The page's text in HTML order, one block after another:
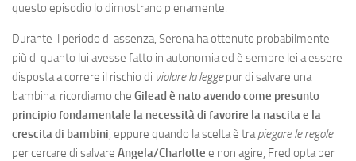
questo episodio lo dimostrano pienamente.
Durante il periodo di assenza, Serena ha ottenuto probabilmente
più di quanto lui avesse fatto in autonomia ed è sempre lei a essere
disposta a correre il rischio di violare la leggepur di salvare una
bambina: ricordiamo che Gilead è nato avendo come presunto
principio fondamentale la necessità di favorire la nascita e la
crescita di bambini, eppure quando la scelta è trapiegare le regole
per cercare di salvare Angela/Charlotte e non agire, Fred opta per